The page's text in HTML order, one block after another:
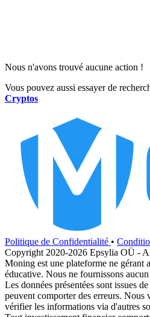
Nous n'avons trouvé aucune action !
Vous pouvez aussi essayer de
Cryptos
Politique de Confidentialité •
Copyright 2020-2026 Epsylia OÜ -
Moning est une plateforme ne gérant
éducative. Nous ne fournissons
Les données présentées sont issues
peuvent comporter des erreurs. Nous
vérifier les informations via d'autres